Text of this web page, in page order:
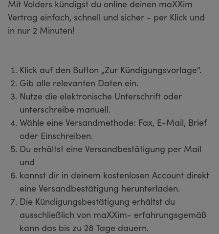
Mit Volders kündigst du online deinen maXXim
Vertrag einfach, schnell und sicher - per Klick und
in nur 2 Minuten!
Klick auf den Button „Zur Kündigungsvorlage“.
Gib alle relevanten Daten ein.
Nutze die elektronische Unterschrift oder
unterschreibe manuell.
Wähle eine Versandmethode: Fax, E-Mail, Brief
oder Einschreiben.
Du erhältst eine Versandbestätigung per Mail
und
kannst dir in deinem kostenlosen Account direkt
eine Versandbestätigung herunterladen.
Die Kündigungsbestätigung erhältst du
ausschließlich von maXXim- erfahrungsgemäß
kann das bis zu 28 Tage dauern.